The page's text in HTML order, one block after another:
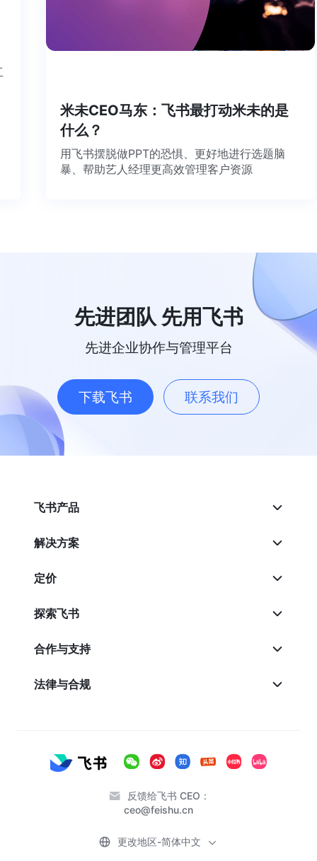
米未CEO马东：飞书最打动米未的是
什么？
用飞书摆脱做PPT的恐惧、更好地进行选题脑
暴、帮助艺人经理更高效管理客户资源
先进团队 先用飞书
先进企业协作与管理平台
下载飞书 联系我们
飞书产品
解决方案
定价
探索飞书
合作与支持
法律与合规
反馈给飞书 CEO：
ceo@feishu.cn
更改地区-简体中文